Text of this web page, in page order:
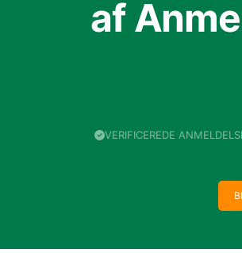
af
VERIFICEREDE